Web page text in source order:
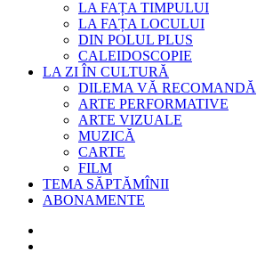
LA FAȚA TIMPULUI
LA FAȚA LOCULUI
DIN POLUL PLUS
CALEIDOSCOPIE
LA ZI ÎN CULTURĂ
DILEMA VĂ RECOMANDĂ
ARTE PERFORMATIVE
ARTE VIZUALE
MUZICĂ
CARTE
FILM
TEMA SĂPTĂMÎNII
ABONAMENTE